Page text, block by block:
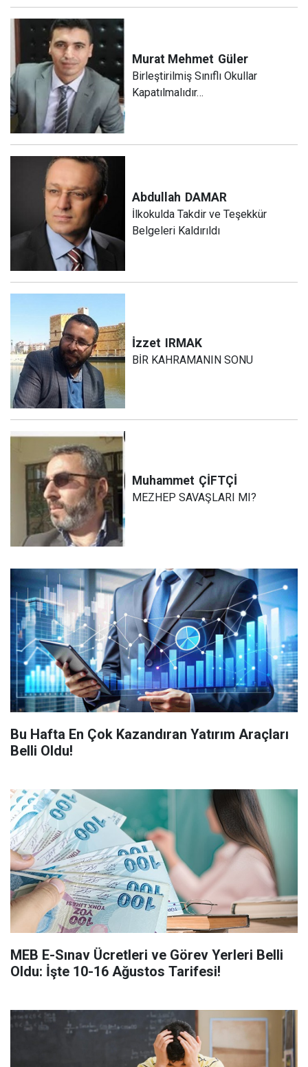
Murat Mehmet Güler
Birleştirilmiş Sınıflı Okullar
Kapatılmalıdır…
Abdullah DAMAR
İlkokulda Takdir ve Teşekkür
Belgeleri Kaldırıldı
İzzet IRMAK
BİR KAHRAMANIN SONU
Muhammet ÇİFTÇİ
MEZHEP SAVAŞLARI MI?
Bu Hafta En Çok Kazandıran Yatırım Araçları
Belli Oldu!
MEB E-Sınav Ücretleri ve Görev Yerleri Belli
Oldu: İşte 10-16 Ağustos Tarifesi!